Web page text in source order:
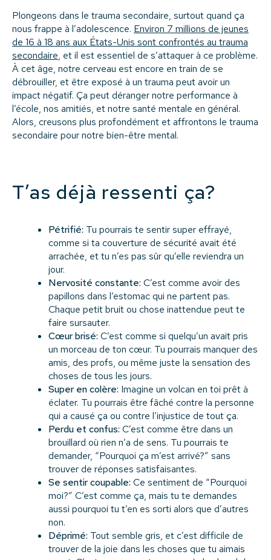
Plongeons dans le trauma secondaire, surtout quand ça
nous frappe à l’adolescence. Environ 7 millions de jeunes
de 16 à 18 ans aux États-Unis sont confrontés au trauma
secondaire, et il est essentiel de s’attaquer à ce problème.
À cet âge, notre cerveau est encore en train de se
débrouiller, et être exposé à un trauma peut avoir un
impact négatif. Ça peut déranger notre performance à
l’école, nos amitiés, et notre santé mentale en général.
Alors, creusons plus profondément et affrontons le trauma
secondaire pour notre bien-être mental.
T’as déjà ressenti ça?
Pétrifié: Tu pourrais te sentir super effrayé,
comme si ta couverture de sécurité avait été
arrachée, et tu n’es pas sûr qu’elle reviendra un
jour.
Nervosité constante: C’est comme avoir des
papillons dans l’estomac qui ne partent pas.
Chaque petit bruit ou chose inattendue peut te
faire sursauter.
Cœur brisé: C’est comme si quelqu’un avait pris
un morceau de ton cœur. Tu pourrais manquer des
amis, des profs, ou même juste la sensation des
choses de tous les jours.
Super en colère: Imagine un volcan en toi prêt à
éclater. Tu pourrais être fâché contre la personne
qui a causé ça ou contre l’injustice de tout ça.
Perdu et confus: C’est comme être dans un
brouillard où rien n’a de sens. Tu pourrais te
demander, “Pourquoi ça m’est arrivé?” sans
trouver de réponses satisfaisantes.
Se sentir coupable: Ce sentiment de “Pourquoi
moi?” C’est comme ça, mais tu te demandes
aussi pourquoi tu t’en es sorti alors que d’autres
non.
Déprimé: Tout semble gris, et c’est difficile de
trouver de la joie dans les choses que tu aimais